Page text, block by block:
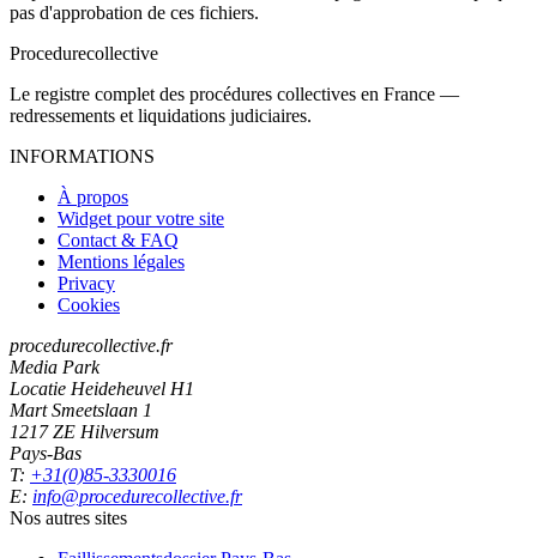
pas d'approbation de ces fichiers.
Procedurecollective
Le registre complet des procédures collectives en France —
redressements et liquidations judiciaires.
INFORMATIONS
À propos
Widget pour votre site
Contact & FAQ
Mentions légales
Privacy
Cookies
procedurecollective.fr
Media Park
Locatie Heideheuvel H1
Mart Smeetslaan 1
1217 ZE Hilversum
Pays-Bas
T: +31(0)85-3330016
E: info@procedurecollective.fr
Nos autres sites